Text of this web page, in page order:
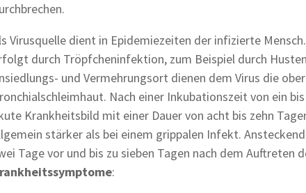
Virusquelle dient in Epidemiezeiten der infizierte
durch Tröpfcheninfektion, zum Beispiel durch
und Vermehrungsort dienen dem Virus die
Nach einer Inkubationszeit von ein
Krankheitsbild mit einer Dauer von acht bis zehn
stärker als bei einem grippalen Infekt.
Tage vor und bis zu sieben Tagen nach dem Auftreten
: